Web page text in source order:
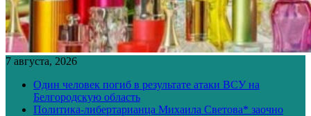
7 августа, 2026
Один человек погиб в результате атаки ВСУ на
Белгородскую область
Политика-либертарианца Михаила Светова* заочно